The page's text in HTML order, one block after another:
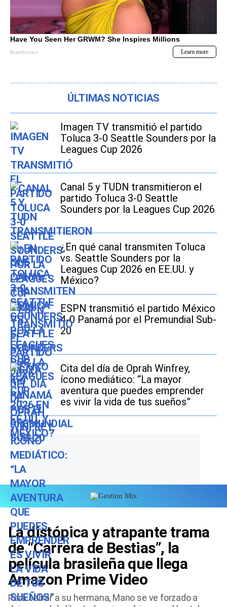
ÚLTIMAS NOTICIAS
Imagen TV transmitió el partido
Toluca 3-0 Seattle Sounders por la
Leagues Cup 2026
Canal 5 y TUDN transmitieron el
partido Toluca 3-0 Seattle
Sounders por la Leagues Cup 2026
¿En qué canal transmiten Toluca
vs. Seattle Sounders por la
Leagues Cup 2026 en EE.UU. y
México?
ESPN transmitió el partido México
4-0 Panamá por el Premundial Sub-
20
Cita del día de Oprah Winfrey,
ícono mediático: “La mayor
aventura que puedes emprender
es vivir la vida de tus sueños”